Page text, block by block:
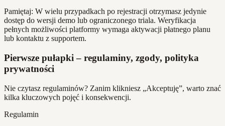
Pamiętaj: W wielu przypadkach po rejestracji otrzymasz jedynie
dostęp do wersji demo lub ograniczonego triala. Weryfikacja
pełnych możliwości platformy wymaga aktywacji płatnego planu
lub kontaktu z supportem.
Pierwsze pułapki – regulaminy, zgody, polityka
prywatności
Nie czytasz regulaminów? Zanim klikniesz „Akceptuję”, warto znać
kilka kluczowych pojęć i konsekwencji.
Regulamin